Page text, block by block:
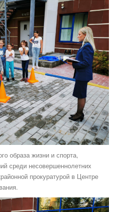
образа жизни и спорта,
среди несовершеннолетних
прокуратурой в Центре